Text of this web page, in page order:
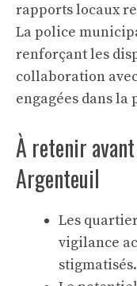
rapports locaux
La police
renforçant les
collaboration
engagées dans la
À retenir
Argenteuil
Les
vigilance
stigmatisés.